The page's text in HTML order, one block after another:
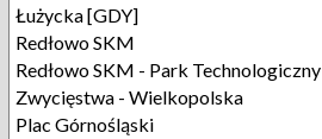
Łużycka [GDY]
Redłowo SKM
Redłowo SKM - Park Technologiczny
Zwycięstwa - Wielkopolska
Plac Górnośląski